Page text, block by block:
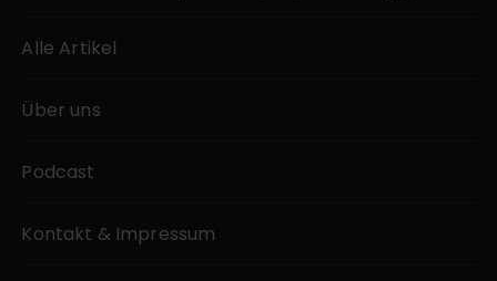
Alle Artikel
Über uns
Podcast
Kontakt & Impressum